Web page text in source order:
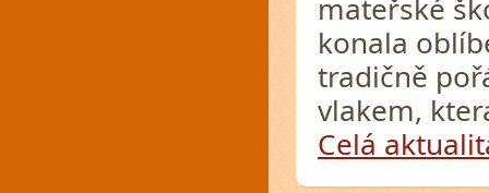
mateřské
konala
tradičně
vlakem,
Celá